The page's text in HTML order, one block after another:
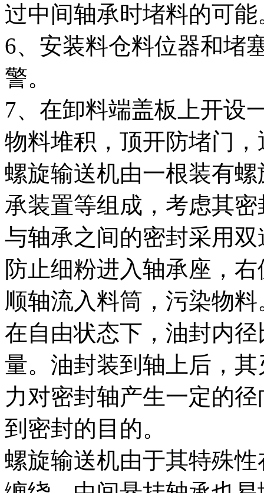
过中间轴承时堵料的可能
6、安装料仓料位器和堵
警。
7、在卸料端盖板上开设
物料堆积，顶开防堵门
螺旋输送机由一根装有
承装置等组成，考虑其
与轴承之间的密封采用
防止细粉进入轴承座，
顺轴流入料筒，污染物
在自由状态下，油封内
量。油封装到轴上后，
力对密封轴产生一定的
到密封的目的。
螺旋输送机由于其特殊